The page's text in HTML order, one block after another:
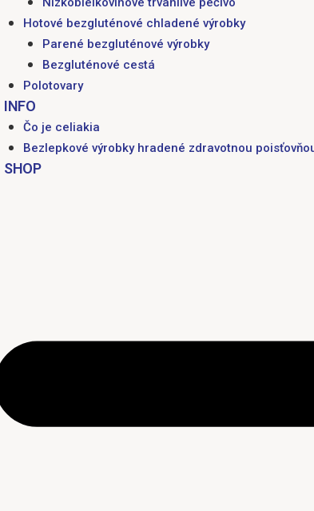
Hotové bezgluténové chladené výrobky
Parené bezgluténové výrobky
Bezgluténové cestá
Polotovary
INFO
Čo je celiakia
Bezlepkové výrobky hradené zdravotnou
SHOP